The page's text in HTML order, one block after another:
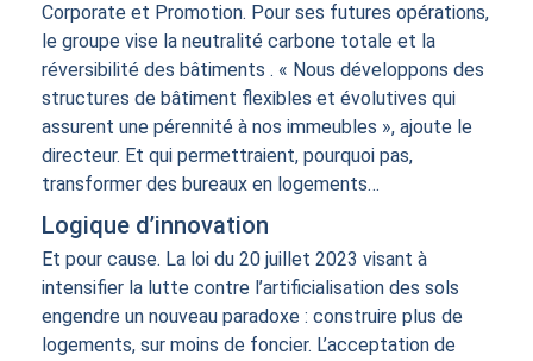
Corporate et Promotion. Pour ses futures opérations,
le groupe vise la neutralité carbone totale et la
réversibilité des bâtiments . « Nous développons des
structures de bâtiment flexibles et évolutives qui
assurent une pérennité à nos immeubles », ajoute le
directeur. Et qui permettraient, pourquoi pas,
transformer des bureaux en logements…
Logique d’innovation
Et pour cause. La loi du 20 juillet 2023 visant à
intensifier la lutte contre l’artificialisation des sols
engendre un nouveau paradoxe : construire plus de
logements, sur moins de foncier. L’acceptation de